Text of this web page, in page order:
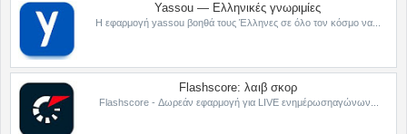
Yassou — Ελληνικές γνωριμίες
Η εφαρμογή yassou βοηθά τους Έλληνες σε όλο τον κόσμο να...
Flashscore: λαιβ σκορ
Flashscore - Δωρεάν εφαρμογή για LIVE ενημέρωσηαγώνων...